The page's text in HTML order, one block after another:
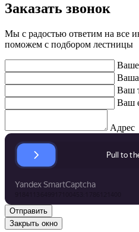
Заказать звонок
Мы с радостью ответим на все
поможем с подбором лестницы
Ваш
Ваш
Адрес
Закрыть окно